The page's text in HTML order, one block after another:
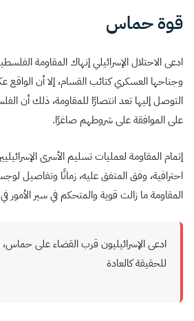
قوة حماس
ادعى الاحتلال الإسرائيلي إنهاك المقاومة
وجناحها العسكري كتائب القسام، إلا أن
التوصل إليها تعد انتصارًا للمقاومة، ذلك أن
على الموافقة على شروطهم صاغرًا.
إتمام المقاومة لعمليات تسليم الأسرى
احترافية، وفق المتفق عليه، زمانًا وتفاصيل
المقاومة ما زالت قوية والمتحكم في سير الأمور
ادعى الإسرائيليون قرب القضاء على
للحقيقة كالعادة